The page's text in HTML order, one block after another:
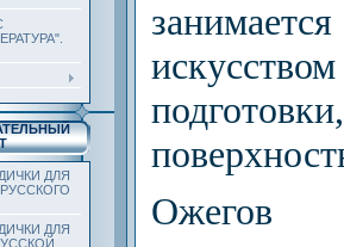
ДЛЯ
ДЛЯ
Ожегов